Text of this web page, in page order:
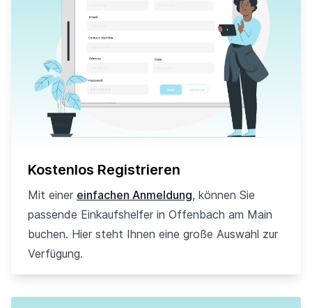
Kostenlos Registrieren
Mit einer einfachen Anmeldung, können Sie
passende Einkaufshelfer in Offenbach am Main
buchen. Hier steht Ihnen eine große Auswahl zur
Verfügung.